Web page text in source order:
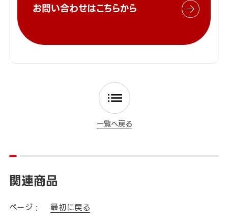
お問い合わせはこちらから
一覧へ戻る
関連商品
ページ : 最初に戻る